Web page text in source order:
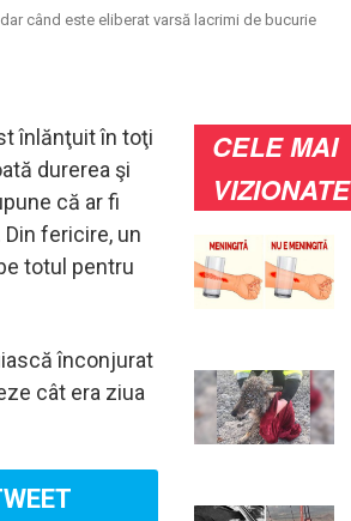
când este eliberat varsă lacrimi de bucurie
înlănţuit în toţi
durerea şi
că ar fi
fericire, un
totul pentru
înconjurat
cât era ziua
CELE MAI
VIZIONATE